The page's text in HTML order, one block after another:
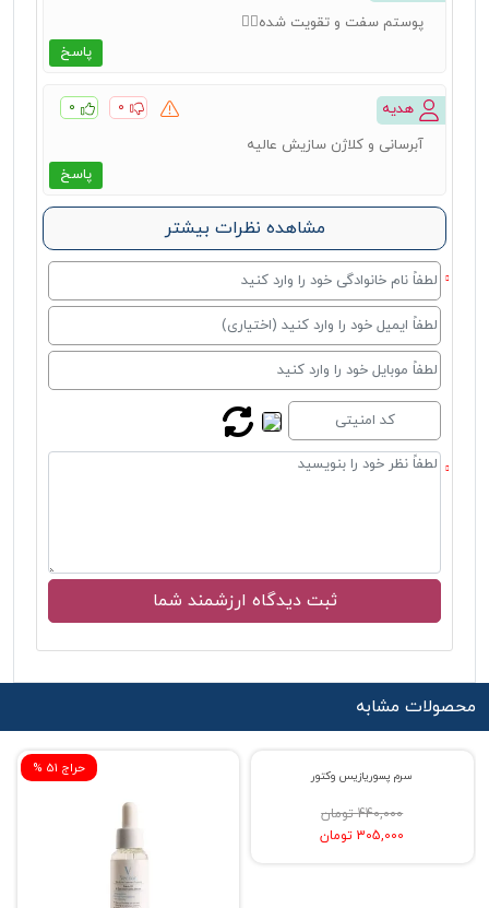
پاسخ
پوستم سفت و تقویت شده👌🏻
هدیه ۰ ۰
پاسخ
آبرسانی و کلاژن سازیش عالیه
مشاهده نظرات بیشتر
محصولات مشابه
% حراج 51